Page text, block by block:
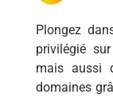
Plongez
privilégié
mais aussi
domaines